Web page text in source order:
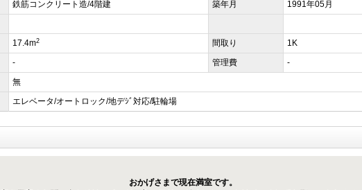
鉄筋コンクリート造/4階建 築年月
1991年05月
17.4m2 間取り
1K
- 管理費
-
無
エレベータ/オートロック/地デｼﾞ対応/駐輪場
おかげさまで現在満室です。